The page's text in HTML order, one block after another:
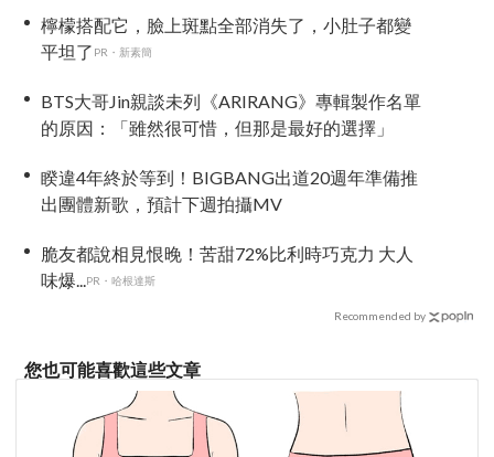
檸檬搭配它，臉上斑點全部消失了，小肚子都變
平坦了 PR・新素簡
BTS大哥Jin親談未列《ARIRANG》專輯製作名單
的原因：「雖然很可惜，但那是最好的選擇」
睽違4年終於等到！BIGBANG出道20週年準備推
出團體新歌，預計下週拍攝MV
脆友都說相見恨晚！苦甜72%比利時巧克力 大人
味爆...PR・哈根達斯
Recommended by
您也可能喜歡這些文章